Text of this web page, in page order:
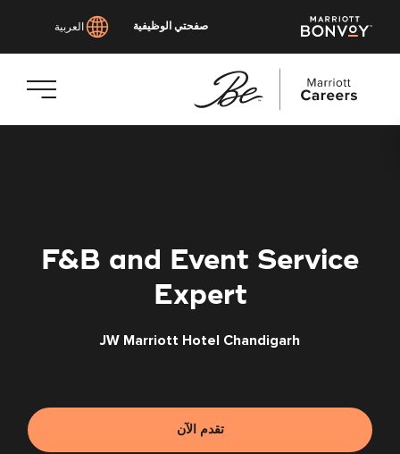
صفحتي الوظيفية العربية
F&B and Event Service
Expert
JW Marriott Hotel Chandigarh
تقدم الآن